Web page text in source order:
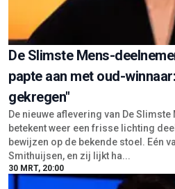
De Slimste Mens-
papte aan met oud-
gekregen"
De nieuwe aflevering van De
betekent weer een frisse lichting
bewijzen op de bekende stoel. Eén
Smithuijsen, en zij lijkt ha...
30 MRT, 20:00